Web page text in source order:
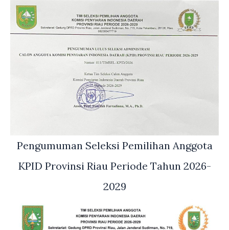
Pengumuman Seleksi Pemilihan Anggota
KPID Provinsi Riau Periode Tahun 2026-
2029